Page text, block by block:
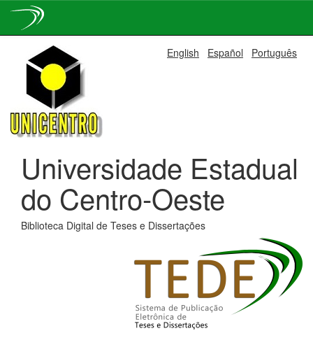
navigation
English Español Português
Universidade Estadual
do Centro-Oeste
Biblioteca Digital de Teses e Dissertações